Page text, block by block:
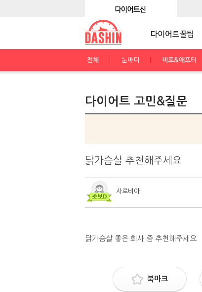
전체 눈바디 비포&애프터
다이어트 고민&질문
닭가슴살 추천해주세요
사로비아
닭가슴살 좋은 회사 좀 추천해주세요
북마크